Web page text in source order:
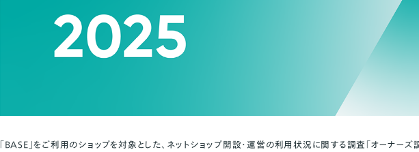
「BASE」をご利用のショップを対象とした、ネットショップ開設・運営の利用状況に関する調査「オーナー